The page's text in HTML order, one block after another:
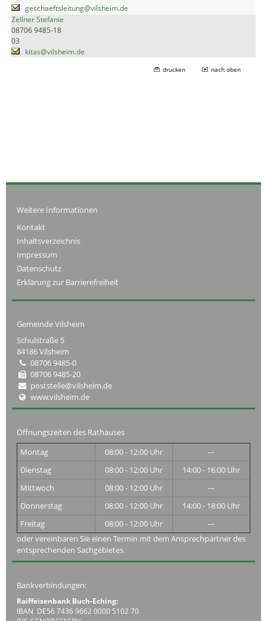
geschaeftsleitung@vilsheim.de
Zellner Stefanie
08706 9485-18
03
kitas@vilsheim.de
drucken nach oben
Weitere Informationen
Kontakt
Inhaltsverzeichnis
Impressum
Datenschutz
Erklärung zur Barrierefreiheit
Gemeinde Vilsheim
Schulstraße 5
84186 Vilsheim
08706 9485-0
08706 9485-20
poststelle@vilsheim.de
www.vilsheim.de
Öffnungszeiten des Rathauses
Montag
08:00 - 12:00 Uhr
---
Dienstag
08:00 - 12:00 Uhr
14:00 - 16:00 Uhr
Mittwoch
08:00 - 12:00 Uhr
---
Donnerstag
08:00 - 12:00 Uhr
14:00 - 18:00 Uhr
Freitag
08:00 - 12:00 Uhr
---
oder vereinbaren Sie einen Termin mit dem Ansprechpartner des
entsprechenden Sachgebietes.
Bankverbindungen:
Raiffeisenbank Buch-Eching:
IBAN DE56 7436 9662 0000 5102 70